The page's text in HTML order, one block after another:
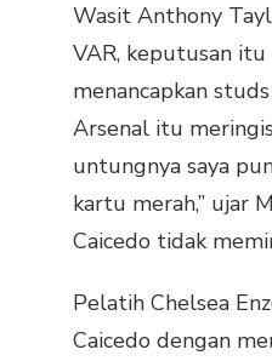
Wasit Anthony
VAR, keputusan
menancapkan
Arsenal itu
untungnya saya
kartu merah,” ujar
Caicedo tidak
Pelatih Chelsea
Caicedo dengan